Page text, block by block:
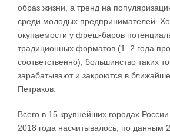
образ жизни, а тренд на
среди молодых предпринимателей.
окупаемости у фреш-баров
традиционных форматов (1–2 года
соответственно), большинство таких
зарабатывают и закроются в
Петраков.
Всего в 15 крупнейших городах
2018 года насчитывалось, по данным